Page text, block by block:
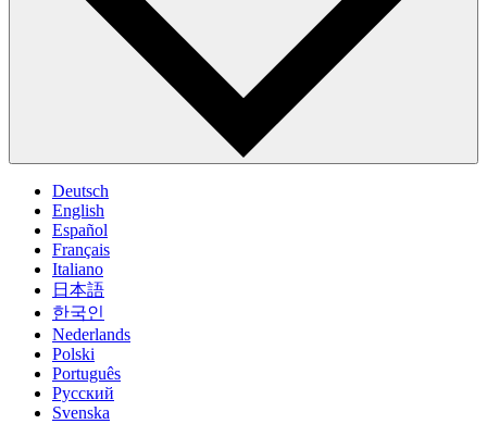
Deutsch
English
Español
Français
Italiano
日本語
한국인
Nederlands
Polski
Português
Pусский
Svenska